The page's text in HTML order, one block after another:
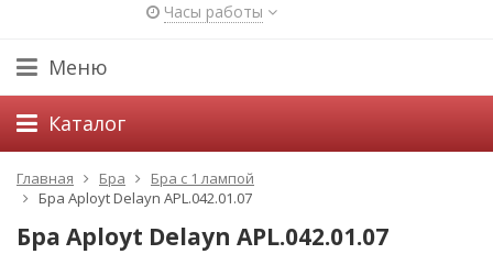
Часы работы
Меню
Каталог
Главная Бра
Бра с 1 лампой
Бра Aployt Delayn APL.042.01.07
Бра Aployt Delayn APL.042.01.07